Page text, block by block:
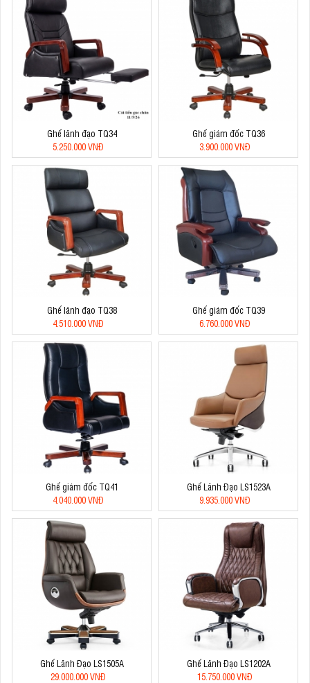
Ghế lãnh đạo TQ34
5.250.000 VNĐ
Ghế giám đốc TQ36
3.900.000 VNĐ
Ghế lãnh đạo TQ38
4.510.000 VNĐ
Ghế giám đốc TQ39
6.760.000 VNĐ
Ghế giám đốc TQ41
4.040.000 VNĐ
Ghế Lãnh Đạo LS1523A
9.935.000 VNĐ
Ghế Lãnh Đạo LS1505A
29.000.000 VNĐ
Ghế Lãnh Đạo LS1202A
15.750.000 VNĐ